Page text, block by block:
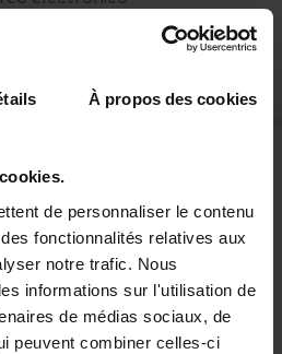
À propos des cookies
de personnaliser le contenu
fonctionnalités relatives aux
notre trafic. Nous
informations sur l'utilisation de
de médias sociaux, de
peuvent combiner celles-ci
Y CONTACTO
4 37 64 22 35
9H–19H; SÁB: 9H–18H)